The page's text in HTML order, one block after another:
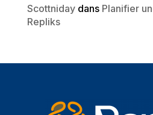
Scottnidaydans Planifier
Repliks